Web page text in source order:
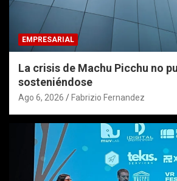
EMPRESARIAL
La crisis de Machu Picchu no
sosteniéndose
Ago 6, 2026 Fabrizio Fernandez